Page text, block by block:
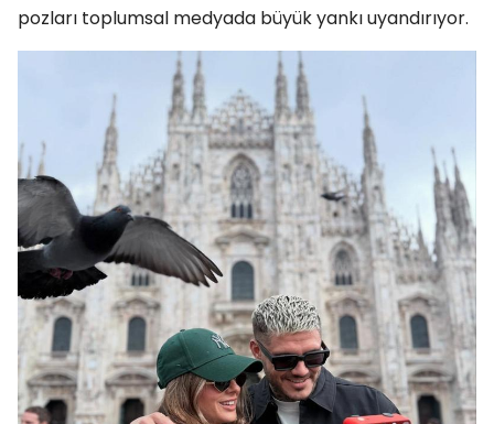
pozları toplumsal medyada büyük yankı uyandırıyor.